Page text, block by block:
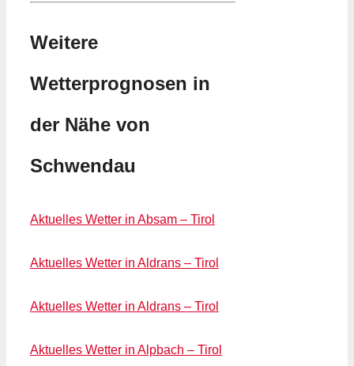
Weitere
Wetterprognosen in
der Nähe von
Schwendau
Aktuelles Wetter in Absam – Tirol
Aktuelles Wetter in Aldrans – Tirol
Aktuelles Wetter in Aldrans – Tirol
Aktuelles Wetter in Alpbach – Tirol